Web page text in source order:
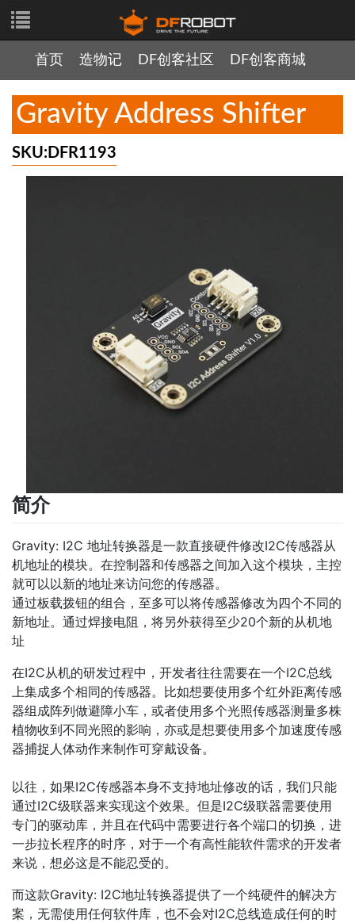
首页 造物记 DF创客社区 DF创客商城
Gravity Address Shifter
SKU:DFR1193
简介
Gravity: I2C 地址转换器是一款直接硬件修改I2C传感器从
机地址的模块。在控制器和传感器之间加入这个模块，主控
就可以以新的地址来访问您的传感器。
通过板载拨钮的组合，至多可以将传感器修改为四个不同的
新地址。通过焊接电阻，将另外获得至少20个新的从机地
址
在I2C从机的研发过程中，开发者往往需要在一个I2C总线
上集成多个相同的传感器。比如想要使用多个红外距离传感
器组成阵列做避障小车，或者使用多个光照传感器测量多株
植物收到不同光照的影响，亦或是想要使用多个加速度传感
器捕捉人体动作来制作可穿戴设备。
以往，如果I2C传感器本身不支持地址修改的话，我们只能
通过I2C级联器来实现这个效果。但是I2C级联器需要使用
专门的驱动库，并且在代码中需要进行各个端口的切换，进
一步拉长程序的时序，对于一个有高性能软件需求的开发者
来说，想必这是不能忍受的。
而这款Gravity: I2C地址转换器提供了一个纯硬件的解决方
案，无需使用任何软件库，也不会对I2C总线造成任何的时